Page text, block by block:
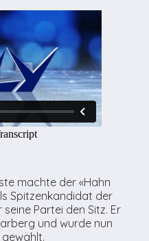
machte der «Hahn
Spitzenkandidat der
Partei den Sitz. Er
und wurde nun